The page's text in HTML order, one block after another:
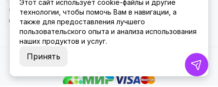
2026 © ББЛСЛегрушка.
Этот сайт использует cookie-файлы и другие
технологии, чтобы помочь Вам в навигации, а
также для предоставления лучшего
пользовательского опыта и анализа использования
наших продуктов и услуг.
Принять